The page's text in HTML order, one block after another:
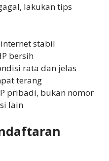
lakukan tips
stabil
bersih
rata dan jelas
terang
pribadi, bukan nomor
lain